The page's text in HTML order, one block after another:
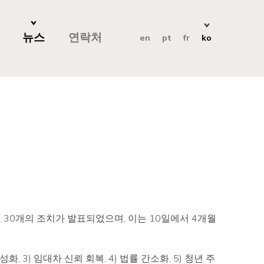
뉴스 연락처 en pt fr ko
개의 조치가 발표되었으며, 이는 10일에서 4개월
화, 3) 임대차 신뢰 회복, 4) 법률 간소화, 5) 청년 주